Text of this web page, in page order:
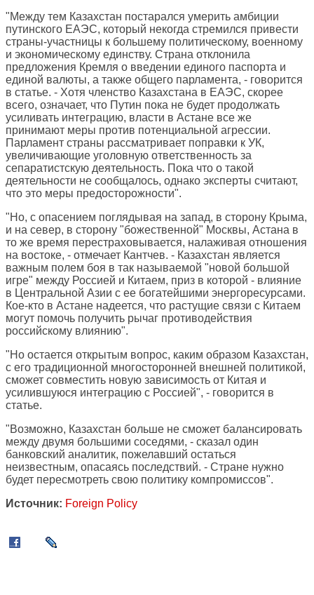
"Между тем Казахстан постарался умерить амбиции
путинского ЕАЭС, который некогда стремился привести
страны-участницы к большему политическому, военному
и экономическому единству. Страна отклонила
предложения Кремля о введении единого паспорта и
единой валюты, а также общего парламента, - говорится
в статье. - Хотя членство Казахстана в ЕАЭС, скорее
всего, означает, что Путин пока не будет продолжать
усиливать интеграцию, власти в Астане все же
принимают меры против потенциальной агрессии.
Парламент страны рассматривает поправки к УК,
увеличивающие уголовную ответственность за
сепаратистскую деятельность. Пока что о такой
деятельности не сообщалось, однако эксперты считают,
что это меры предосторожности".
"Но, с опасением поглядывая на запад, в сторону Крыма,
и на север, в сторону "божественной" Москвы, Астана в
то же время перестраховывается, налаживая отношения
на востоке, - отмечает Кантчев. - Казахстан является
важным полем боя в так называемой "новой большой
игре" между Россией и Китаем, приз в которой - влияние
в Центральной Азии с ее богатейшими энергоресурсами.
Кое-кто в Астане надеется, что растущие связи с Китаем
могут помочь получить рычаг противодействия
российскому влиянию".
"Но остается открытым вопрос, каким образом Казахстан,
с его традиционной многосторонней внешней политикой,
сможет совместить новую зависимость от Китая и
усилившуюся интеграцию с Россией", - говорится в
статье.
"Возможно, Казахстан больше не сможет балансировать
между двумя большими соседями, - сказал один
банковский аналитик, пожелавший остаться
неизвестным, опасаясь последствий. - Стране нужно
будет пересмотреть свою политику компромиссов".
Источник: Foreign Policy